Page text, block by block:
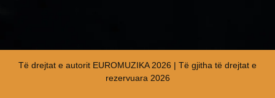
Të drejtat e autorit EUROMUZIKA 2026 | Të gjitha të drejtat e
rezervuara 2026